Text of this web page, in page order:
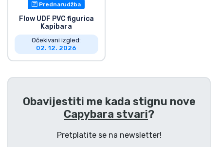
Prednarudžba
Flow UDF PVC figurica
Kapibara
Očekivani izgled:
02. 12. 2026
Obavijestiti me kada stignu nove
Capybara stvari?
Pretplatite se na newsletter!
TV serija proizvodi
Film proizvodi
Crtani proizvodi
Gamer proizvodi